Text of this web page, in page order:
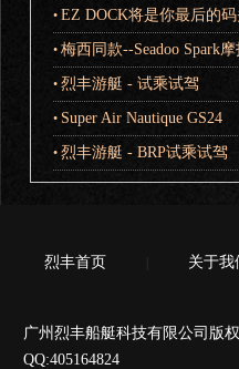
• EZ DOCK将是你最后的码
• 梅西同款--Seadoo Spark
• 烈丰游艇 - 试乘试驾
• Super Air Nautique GS24
• 烈丰游艇 - BRP试乘试驾
烈丰首页 关于我
广州烈丰船艇科技有限
QQ:405164824